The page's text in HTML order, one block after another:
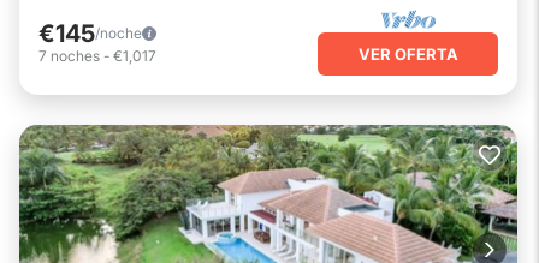
€145/noche
7 noches - €1,017 VER OFERTA